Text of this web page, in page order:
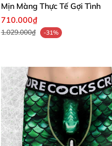
Mịn Màng Thực Tế Gợi Tình
710.000₫
1.029.000₫ -31%